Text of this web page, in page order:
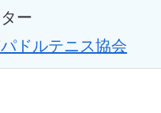
ー
ドルテニス協会